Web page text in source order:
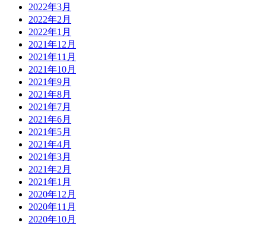
2022年3月
2022年2月
2022年1月
2021年12月
2021年11月
2021年10月
2021年9月
2021年8月
2021年7月
2021年6月
2021年5月
2021年4月
2021年3月
2021年2月
2021年1月
2020年12月
2020年11月
2020年10月